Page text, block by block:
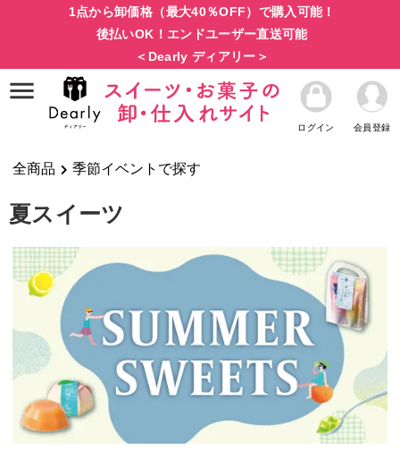
1点から卸価格（最大40％OFF）で購入可能！
後払いOK！エンドユーザー直送可能
＜Dearly ディアリー＞
ログイン 会員登録
全商品 季節イベントで探す
夏スイーツ